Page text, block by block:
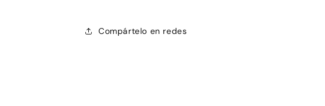
Compártelo en redes
con saldo disponible, débito u